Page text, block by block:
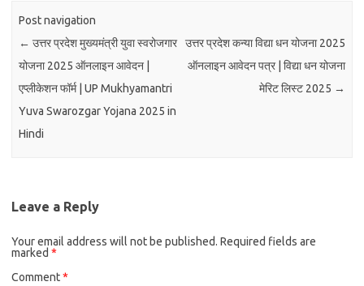
Post navigation
← उत्तर प्रदेश मुख्यमंत्री युवा स्वरोजगार
योजना 2025 ऑनलाइन आवेदन |
एप्लीकेशन फॉर्म | UP Mukhyamantri
Yuva Swarozgar Yojana 2025 in
Hindi
उत्तर प्रदेश कन्या विद्या धन योजना 2025
ऑनलाइन आवेदन पत्र | विद्या धन योजना
मेरिट लिस्ट 2025 →
Leave a Reply
Your email address will not be published. Required fields are
marked *
Comment*